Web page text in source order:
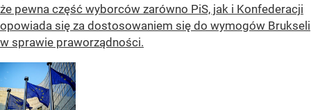
że pewna część wyborców zarówno PiS, jak i Konfederacji
opowiada się za dostosowaniem się do wymogów Brukseli
w sprawie praworządności.